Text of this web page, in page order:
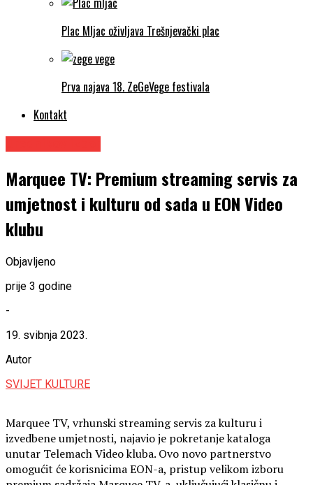
Plac Mljac oživljava Trešnjevački plac
Prva najava 18. ZeGeVege festivala
Kontakt
Marquee TV: Premium streaming servis za
umjetnost i kulturu od sada u EON Video
klubu
Objavljeno
prije 3 godine
-
19. svibnja 2023.
Autor
SVIJET KULTURE
Marquee TV, vrhunski streaming servis za kulturu i
izvedbene umjetnosti, najavio je pokretanje kataloga
unutar Telemach Video kluba. Ovo novo partnerstvo
omogućit će korisnicima EON-a, pristup velikom izboru